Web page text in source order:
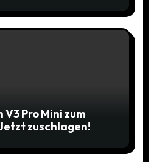
Pro Mini zum
zuschlagen!